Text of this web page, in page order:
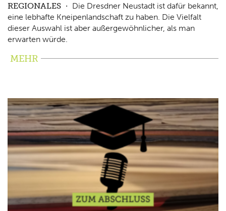
REGIONALES
Die Dresdner Neustadt ist dafür bekannt,
eine lebhafte Kneipenlandschaft zu haben. Die Vielfalt
dieser Auswahl ist aber außergewöhnlicher, als man
erwarten würde.
MEHR